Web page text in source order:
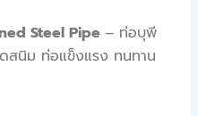
Steel Pipe – ท่อบุพี
สนิม ท่อแข็งแรง ทนทาน